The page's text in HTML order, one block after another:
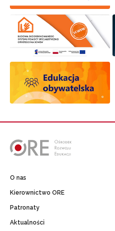
O nas
Kierownictwo ORE
Patronaty
Aktualności